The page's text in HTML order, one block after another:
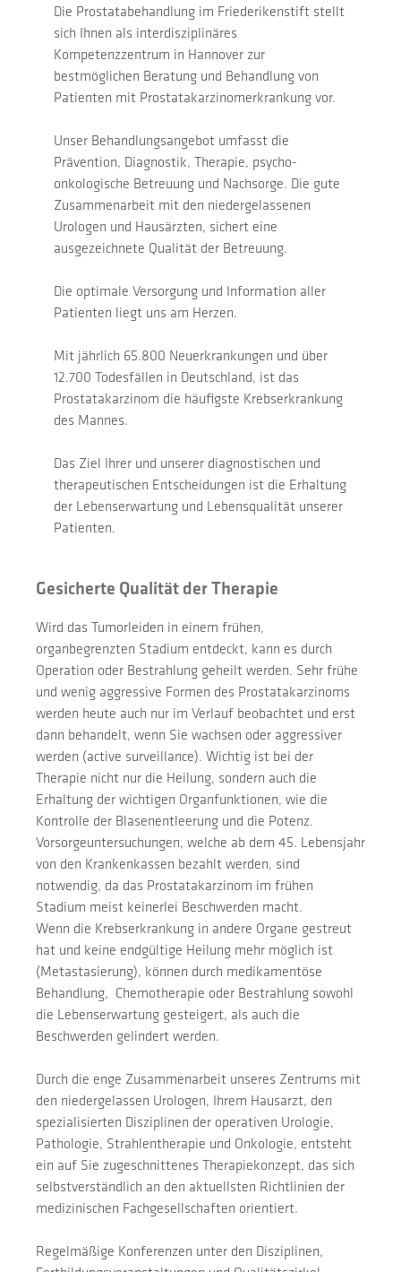
Die Prostatabehandlung im Friederikenstift stellt
sich Ihnen als interdisziplinäres
Kompetenzzentrum in Hannover zur
bestmöglichen Beratung und Behandlung von
Patienten mit Prostatakarzinomerkrankung vor.
Unser Behandlungsangebot umfasst die
Prävention, Diagnostik, Therapie, psycho-
onkologische Betreuung und Nachsorge. Die gute
Zusammenarbeit mit den niedergelassenen
Urologen und Hausärzten, sichert eine
ausgezeichnete Qualität der Betreuung.
Die optimale Versorgung und Information aller
Patienten liegt uns am Herzen.
Mit jährlich 65.800 Neuerkrankungen und über
12.700 Todesfällen in Deutschland, ist das
Prostatakarzinom die häufigste Krebserkrankung
des Mannes.
Das Ziel Ihrer und unserer diagnostischen und
therapeutischen Entscheidungen ist die Erhaltung
der Lebenserwartung und Lebensqualität unserer
Patienten.
Gesicherte Qualität der Therapie
Wird das Tumorleiden in einem frühen,
organbegrenzten Stadium entdeckt, kann es durch
Operation oder Bestrahlung geheilt werden. Sehr frühe
und wenig aggressive Formen des Prostatakarzinoms
werden heute auch nur im Verlauf beobachtet und erst
dann behandelt, wenn Sie wachsen oder aggressiver
werden (active surveillance). Wichtig ist bei der
Therapie nicht nur die Heilung, sondern auch die
Erhaltung der wichtigen Organfunktionen, wie die
Kontrolle der Blasenentleerung und die Potenz.
Vorsorgeuntersuchungen, welche ab dem 45. Lebensjahr
von den Krankenkassen bezahlt werden, sind
notwendig, da das Prostatakarzinom im frühen
Stadium meist keinerlei Beschwerden macht.
Wenn die Krebserkrankung in andere Organe gestreut
hat und keine endgültige Heilung mehr möglich ist
(Metastasierung), können durch medikamentöse
Behandlung, Chemotherapie oder Bestrahlung sowohl
die Lebenserwartung gesteigert, als auch die
Beschwerden gelindert werden.
Durch die enge Zusammenarbeit unseres Zentrums mit
den niedergelassen Urologen, Ihrem Hausarzt, den
spezialisierten Disziplinen der operativen Urologie,
Pathologie, Strahlentherapie und Onkologie, entsteht
ein auf Sie zugeschnittenes Therapiekonzept, das sich
selbstverständlich an den aktuellsten Richtlinien der
medizinischen Fachgesellschaften orientiert.
Regelmäßige Konferenzen unter den Disziplinen,